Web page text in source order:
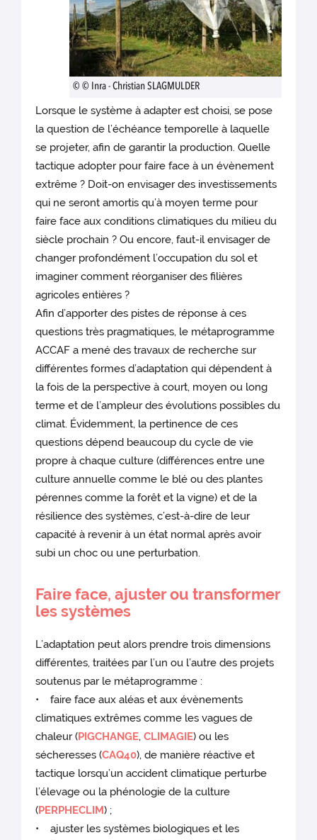
© © Inra - Christian SLAGMULDER
Lorsque le système à adapter est choisi, se pose
la question de l’échéance temporelle à laquelle
se projeter, afin de garantir la production. Quelle
tactique adopter pour faire face à un évènement
extrême ? Doit-on envisager des investissements
qui ne seront amortis qu’à moyen terme pour
faire face aux conditions climatiques du milieu du
siècle prochain ? Ou encore, faut-il envisager de
changer profondément l’occupation du sol et
imaginer comment réorganiser des filières
agricoles entières ?
Afin d’apporter des pistes de réponse à ces
questions très pragmatiques, le métaprogramme
ACCAF a mené des travaux de recherche sur
différentes formes d’adaptation qui dépendent à
la fois de la perspective à court, moyen ou long
terme et de l’ampleur des évolutions possibles du
climat. Évidemment, la pertinence de ces
questions dépend beaucoup du cycle de vie
propre à chaque culture (différences entre une
culture annuelle comme le blé ou des plantes
pérennes comme la forêt et la vigne) et de la
résilience des systèmes, c’est-à-dire de leur
capacité à revenir à un état normal après avoir
subi un choc ou une perturbation.
Faire face, ajuster ou transformer
les systèmes
L’adaptation peut alors prendre trois dimensions
différentes, traitées par l’un ou l’autre des projets
soutenus par le métaprogramme :
• faire face aux aléas et aux évènements
climatiques extrêmes comme les vagues de
chaleur (PIGCHANGE,CLIMAGIE) ou les
sécheresses (CAQ40), de manière réactive et
tactique lorsqu’un accident climatique perturbe
l’élevage ou la phénologie de la culture
(PERPHECLIM) ;
• ajuster les systèmes biologiques et les